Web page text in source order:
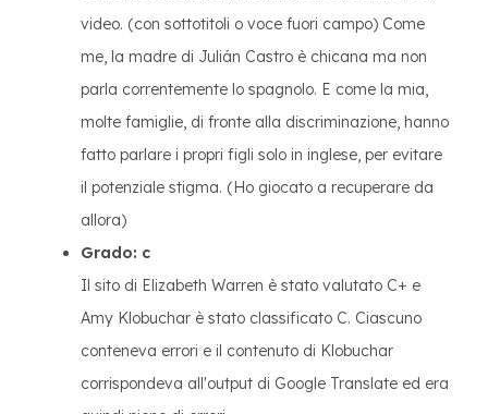
video. (con sottotitoli o voce fuori campo) Come
me, la madre di Julián Castro è chicana ma non
parla correntemente lo spagnolo. E come la mia,
molte famiglie, di fronte alla discriminazione, hanno
fatto parlare i propri figli solo in inglese, per evitare
il potenziale stigma. (Ho giocato a recuperare da
allora)
Grado: c
Il sito di Elizabeth Warren è stato valutato C+ e
Amy Klobuchar è stato classificato C. Ciascuno
conteneva errori e il contenuto di Klobuchar
corrispondeva all'output di Google Translate ed era